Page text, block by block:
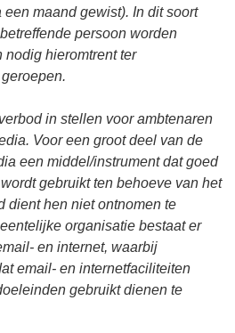
maand gewist). In dit soort
persoon worden
hieromtrent ter
in stellen voor ambtenaren
Voor een groot deel van de
een middel/instrument dat goed
gebruikt ten behoeve van het
dient hen niet ontnomen te
organisatie bestaat er
en internet, waarbij
email- en internetfaciliteiten
gebruikt dienen te